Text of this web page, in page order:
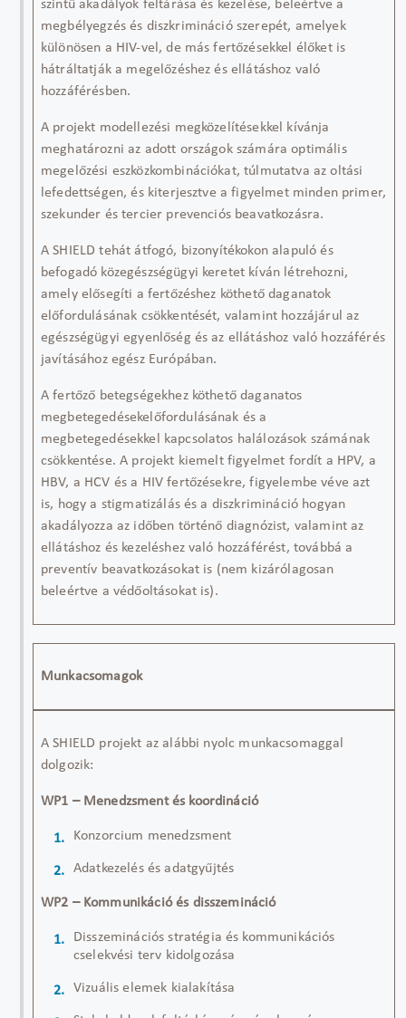
szintű akadályok feltárása és kezelése, beleértve a
megbélyegzés és diszkriminációszerepét, amelyek
különösen a HIV-vel, de más fertőzésekkel élőket is
hátráltatják a megelőzéshez és ellátáshoz való
hozzáférésben.
A projekt modellezési megközelítésekkel
kívánja
meghatározni az adott országok számáraoptimális
megelőzési eszközkombinációkat, túlmutatva az oltási
lefedettségen, és kiterjesztve a figyelmet minden primer,
szekunder és tercier prevenciós beavatkozásra.
A SHIELD tehátátfogó, bizonyítékokon alapuló és
befogadó közegészségügyi keretet kíván létrehozni,
amely elősegíti a fertőzéshez köthető daganatok
előfordulásának csökkentését, valamint hozzájárul az
egészségügyi egyenlőség és az ellátáshoz való hozzáférés
javításáhozegész Európában.
A fertőző betegségekhez köthető daganatos
megbetegedésekelőfordulásának és a
megbetegedésekkel kapcsolatos halálozások számának
csökkentése. A projekt kiemelt figyelmet fordít a HPV, a
HBV, a HCV és a HIV fertőzésekre, figyelembe véve azt
is, hogy a stigmatizálás és a diszkrimináció hogyan
akadályozza az időben történő diagnózist, valamint az
ellátáshoz és kezeléshez való hozzáférést, továbbá a
preventív beavatkozásokat is (nem kizárólagosan
beleértve a védőoltásokat is).
Munkacsomagok
A SHIELD projekt az alábbi nyolc munkacsomaggal
dolgozik:
WP1 – Menedzsment és koordináció
Konzorcium menedzsment
Adatkezelés és adatgyűjtés
WP2 – Kommunikáció és disszemináció
Disszeminációs stratégia és kommunikációs
cselekvési terv kidolgozása
Vizuális elemek kialakítása